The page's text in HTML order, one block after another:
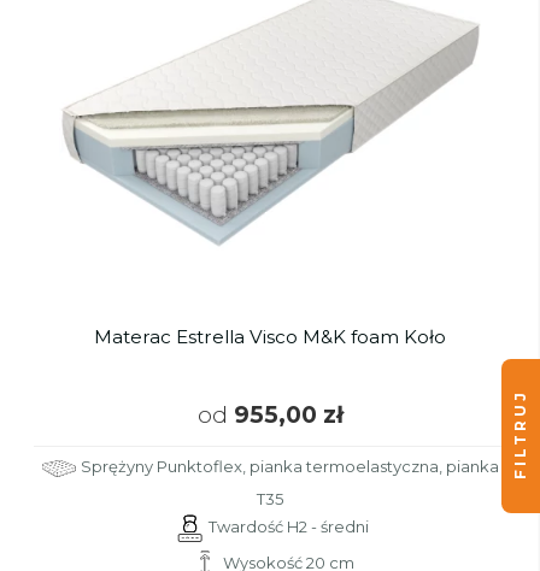
Materac Estrella Visco M&K foam Koło
od 955,00 zł
Sprężyny Punktoflex, pianka termoelastyczna, pianka
T35
Twardość H2 - średni
Wysokość 20 cm
FILTRUJ